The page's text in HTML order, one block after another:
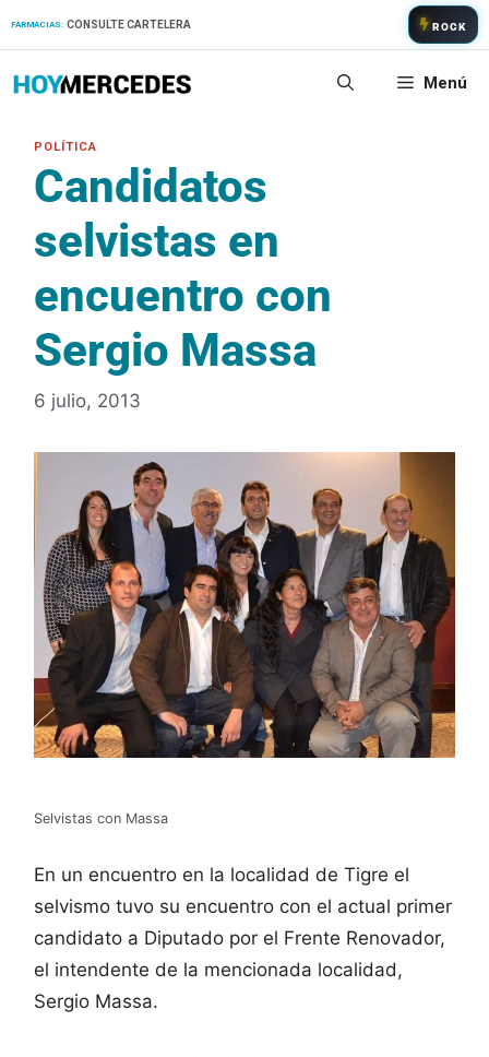
FARMACIAS: CONSULTE CARTELERA ROCK
Menú
Candidatos
selvistas en
encuentro con
Sergio Massa
6 julio, 2013
Selvistas con Massa
En un encuentro en la localidad de Tigre el
selvismo tuvo su encuentro con el actual primer
candidato a Diputado por el Frente Renovador,
el intendente de la mencionada localidad,
Sergio Massa.